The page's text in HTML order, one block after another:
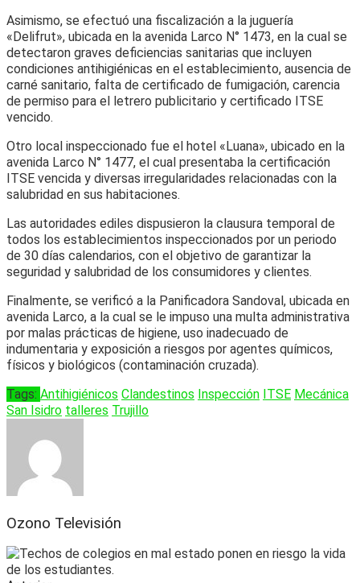
Asimismo, se efectuó una fiscalización a la juguería
«Delifrut», ubicada en la avenida Larco N° 1473, en la cual se
detectaron graves deficiencias sanitarias que incluyen
condiciones antihigiénicas en el establecimiento, ausencia de
carné sanitario, falta de certificado de fumigación, carencia
de permiso para el letrero publicitario y certificado ITSE
vencido.
Otro local inspeccionado fue el hotel «Luana», ubicado en la
avenida Larco N° 1477, el cual presentaba la certificación
ITSE vencida y diversas irregularidades relacionadas con la
salubridad en sus habitaciones.
Las autoridades ediles dispusieron la clausura temporal de
todos los establecimientos inspeccionados por un periodo
de 30 días calendarios, con el objetivo de garantizar la
seguridad y salubridad de los consumidores y clientes.
Finalmente, se verificó a la Panificadora Sandoval, ubicada en
avenida Larco, a la cual se le impuso una multa administrativa
por malas prácticas de higiene, uso inadecuado de
indumentaria y exposición a riesgos por agentes químicos,
físicos y biológicos (contaminación cruzada).
Tags: Antihigiénicos Clandestinos Inspección ITSE Mecánica
San Isidro talleres Trujillo
Ozono Televisión